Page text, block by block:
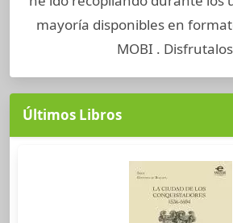
mayoría disponibles en
MOBI .
Últimos Libros